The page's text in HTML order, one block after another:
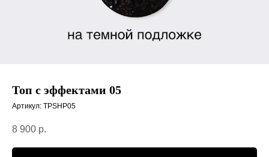
Топ с эффектами 05
Артикул: TPSHP05
8 900 р.